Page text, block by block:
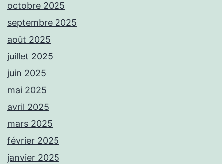
octobre 2025
septembre 2025
août 2025
juillet 2025
juin 2025
mai 2025
avril 2025
mars 2025
février 2025
janvier 2025